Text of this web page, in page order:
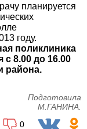
планируется
году.
поликлиника
с 8.00 до 16.00
района.
Подготовила
М.ГАНИНА.
0